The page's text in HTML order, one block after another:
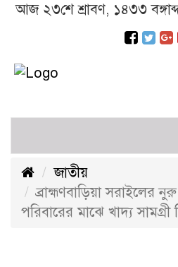
আজ ২৩শে শ্রাবণ, ১৪৩৩
জাতীয়
ব্রাহ্মণবাড়িয়া সরাইলের
পরিবারের মাঝে খাদ্য